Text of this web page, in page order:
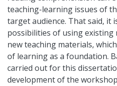
teaching-learning issues of
target audience. That said, it
possibilities of using existing
new teaching materials,
of learning as a foundation.
carried out for this
development of the